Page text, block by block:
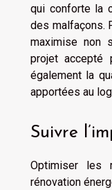
qui conforte la
des malfaçons.
maximise non
projet accepté
également la
apportées au
Suivre
Optimiser les
rénovation